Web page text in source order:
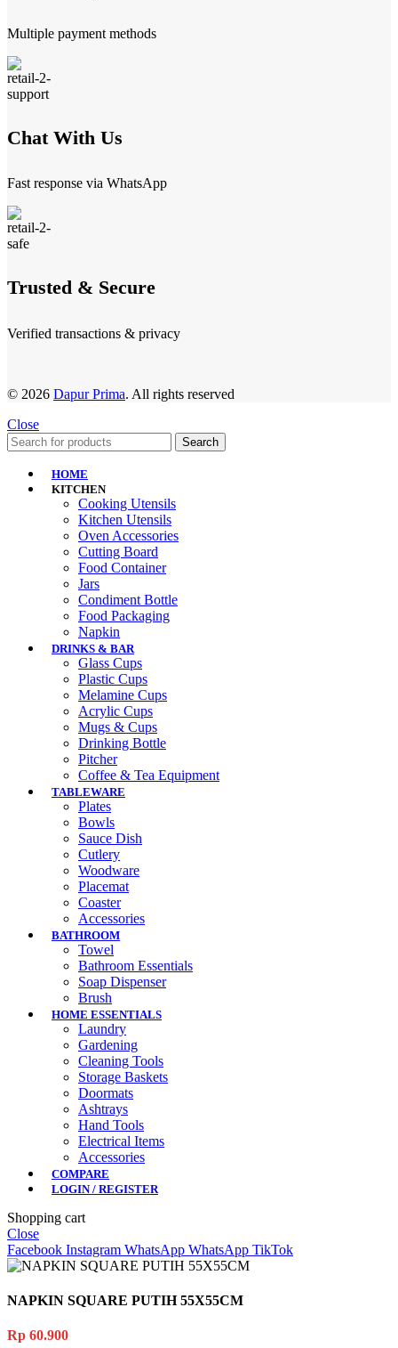
Multiple payment methods
Chat With Us
Fast response via WhatsApp
Trusted & Secure
Verified transactions & privacy
© 2026 Dapur Prima. All rights reserved
Close
Search
HOME
KITCHEN
Cooking Utensils
Kitchen Utensils
Oven Accessories
Cutting Board
Food Container
Jars
Condiment Bottle
Food Packaging
Napkin
DRINKS & BAR
Glass Cups
Plastic Cups
Melamine Cups
Acrylic Cups
Mugs & Cups
Drinking Bottle
Pitcher
Coffee & Tea Equipment
TABLEWARE
Plates
Bowls
Sauce Dish
Cutlery
Woodware
Placemat
Coaster
Accessories
BATHROOM
Towel
Bathroom Essentials
Soap Dispenser
Brush
HOME ESSENTIALS
Laundry
Gardening
Cleaning Tools
Storage Baskets
Doormats
Ashtrays
Hand Tools
Electrical Items
Accessories
COMPARE
LOGIN / REGISTER
Shopping cart
Close
Facebook Instagram WhatsApp WhatsApp TikTok
NAPKIN SQUARE PUTIH 55X55CM
Rp 60.900